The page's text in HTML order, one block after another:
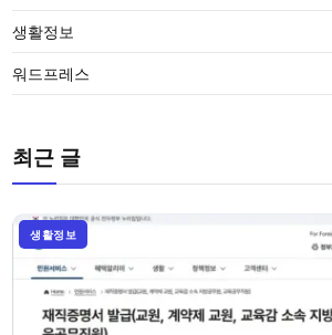
생활정보
워드프레스
최근 글
생활정보